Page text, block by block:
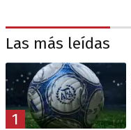
Las más leídas
1